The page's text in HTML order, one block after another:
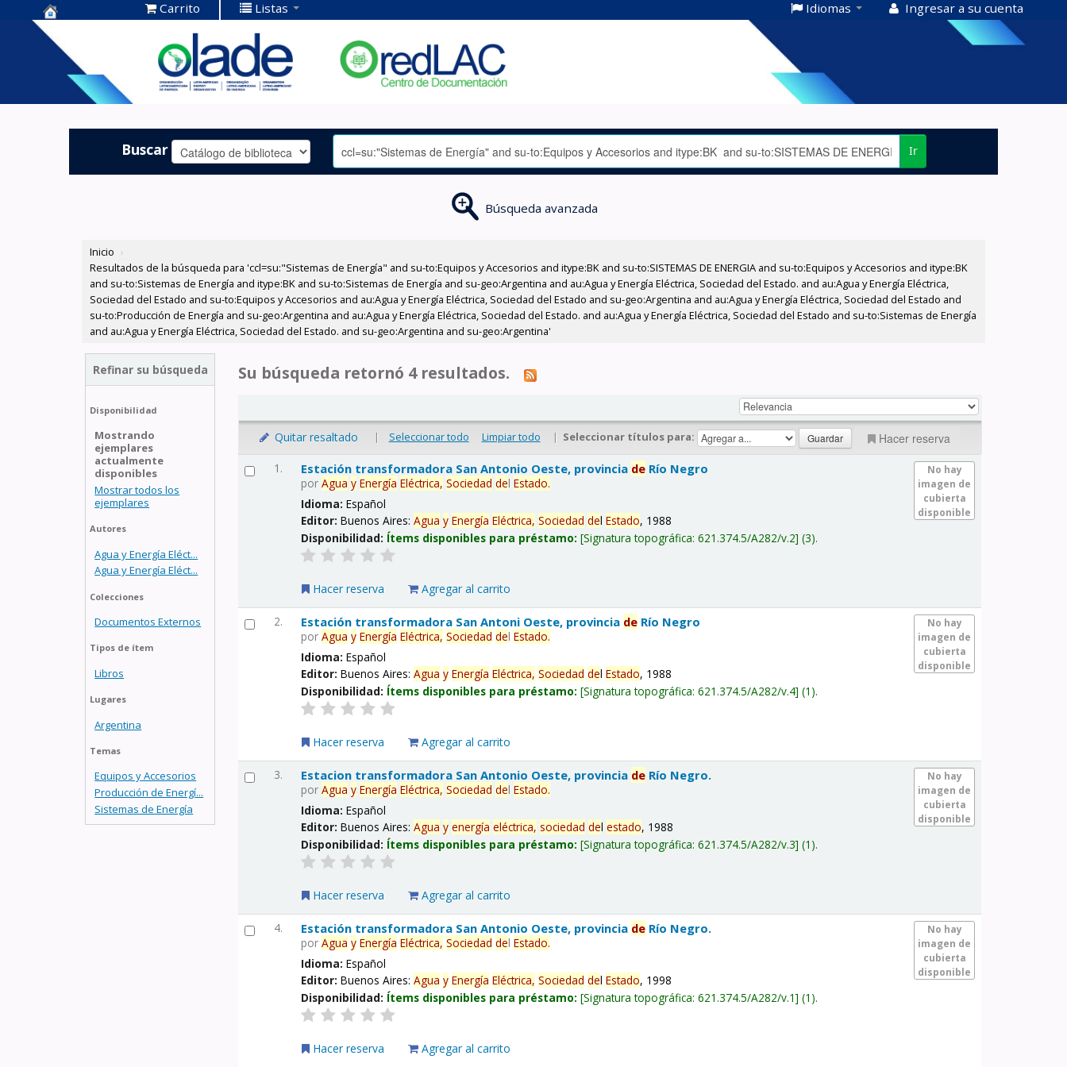
Centro de
Documentación
OLADE -
Carrito Listas Idiomas Ingresar a su cuenta
Buscar Ir
Búsqueda avanzada
Inicio ›
Resultados de la búsqueda para 'ccl=su:"Sistemas de Energía" and su-to:Equipos y Accesorios and itype:BK and su-to:SISTEMAS DE ENERGIA and su-to:Equipos y Accesorios and itype:BK
and su-to:Sistemas de Energía and itype:BK and su-to:Sistemas de Energía and su-geo:Argentina and au:Agua y Energía Eléctrica, Sociedad del Estado. and au:Agua y Energía Eléctrica,
Sociedad del Estado and su-to:Equipos y Accesorios and au:Agua y Energía Eléctrica, Sociedad del Estado and su-geo:Argentina and au:Agua y Energía Eléctrica, Sociedad del Estado and
su-to:Producción de Energía and su-geo:Argentina and au:Agua y Energía Eléctrica, Sociedad del Estado. and au:Agua y Energía Eléctrica, Sociedad del Estado and su-to:Sistemas de Energía
and au:Agua y Energía Eléctrica, Sociedad del Estado. and su-geo:Argentina and su-geo:Argentina'
Refinar su búsqueda
Disponibilidad
Mostrando
ejemplares
actualmente
disponibles
Mostrar todos los
ejemplares
Autores
Agua y Energía Eléct...
Agua y Energía Eléct...
Colecciones
Documentos Externos
Tipos de ítem
Libros
Lugares
Argentina
Temas
Equipos y Accesorios
Producción de Energí...
Sistemas de Energía
Su búsqueda retornó 4 resultados.
Quitar resaltado | Seleccionar todo Limpiar todo | Seleccionar títulos para: Hacer reserva
1.
No hay
imagen de
cubierta
disponible
Estación transformadora San Antonio Oeste, provincia de Río Negro
porAgua y Energía Eléctrica, Sociedad delEstado.
Idioma:Español
Editor:Buenos Aires:Agua y Energía Eléctrica, Sociedad delEstado, 1988
Disponibilidad: Ítems disponibles para préstamo: Signatura topográfica:621.374.5/A282/v.2 (3).
Hacer reserva Agregar al carrito
2.
No hay
imagen de
cubierta
disponible
Estación transformadora San Antoni Oeste, provincia de Río Negro
porAgua y Energía Eléctrica, Sociedad delEstado.
Idioma:Español
Editor:Buenos Aires:Agua y Energía Eléctrica, Sociedad delEstado, 1988
Disponibilidad: Ítems disponibles para préstamo: Signatura topográfica:621.374.5/A282/v.4 (1).
Hacer reserva Agregar al carrito
3.
No hay
imagen de
cubierta
disponible
Estacion transformadora San Antonio Oeste, provincia de Río Negro.
porAgua y Energía Eléctrica, Sociedad delEstado.
Idioma:Español
Editor:Buenos Aires:Agua y energía eléctrica, sociedad delestado, 1988
Disponibilidad: Ítems disponibles para préstamo: Signatura topográfica:621.374.5/A282/v.3 (1).
Hacer reserva Agregar al carrito
4.
No hay
imagen de
cubierta
disponible
Estación transformadora San Antonio Oeste, provincia de Río Negro.
porAgua y Energía Eléctrica, Sociedad delEstado.
Idioma:Español
Editor:Buenos Aires:Agua y Energía Eléctrica, Sociedad delEstado, 1998
Disponibilidad: Ítems disponibles para préstamo: Signatura topográfica:621.374.5/A282/v.1 (1).
Hacer reserva Agregar al carrito